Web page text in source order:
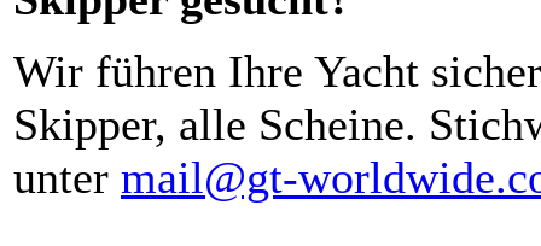
Wir führen Ihre Yacht
Skipper, alle Scheine.
unter mail@gt-